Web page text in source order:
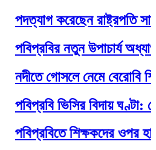
পদত্যাগ করেছেন রাষ্ট্রপতি
পবিপ্রবির নতুন উপাচার্য
নদীতে গোসলে নেমে বেরোবি
পবিপ্রবি ভিসির বিদায় ঘণ্টা:
পবিপ্রবিতে শিক্ষকদের ওপর